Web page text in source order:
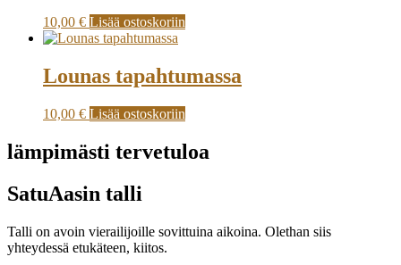
10,00 € Lisää ostoskoriin
Lounas tapahtumassa
10,00 € Lisää ostoskoriin
lämpimästi tervetuloa
SatuAasin talli
Talli on avoin vierailijoille sovittuina aikoina. Olethan siis
yhteydessä etukäteen, kiitos.